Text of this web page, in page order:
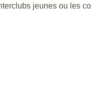
jeunes ou les